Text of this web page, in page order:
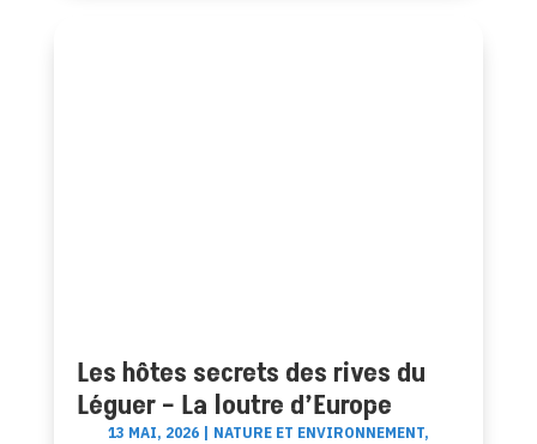
Les hôtes secrets des rives du
Léguer – La loutre d’Europe
13 MAI, 2026| NATURE ET ENVIRONNEMENT,